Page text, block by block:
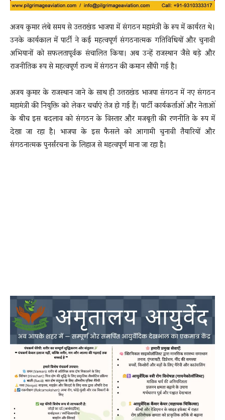
अजय कुमार लंबे समय से उत्तराखंड भाजपा में संगठन महामंत्री के रूप में कार्यरत थे।
उनके कार्यकाल में पार्टी ने कई महत्वपूर्ण संगठनात्मक गतिविधियों और चुनावी
अभियानों को सफलतापूर्वक संचालित किया। अब उन्हें राजस्थान जैसे बड़े और
राजनीतिक रूप से महत्वपूर्ण राज्य में संगठन की कमान सौंपी गई है।
अजय कुमार के राजस्थान जाने के साथ ही उत्तराखंड भाजपा संगठन में नए संगठन
महामंत्री की नियुक्ति को लेकर चर्चाएं तेज हो गई हैं। पार्टी कार्यकर्ताओं और नेताओं
के बीच इस बदलाव को संगठन के विस्तार और मजबूती की रणनीति के रूप में
देखा जा रहा है। भाजपा के इस फैसले को आगामी चुनावी तैयारियों और
संगठनात्मक पुनर्संरचना के लिहाज से महत्वपूर्ण माना जा रहा है।